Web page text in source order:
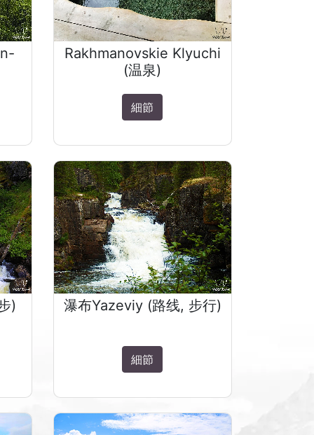
Rakhmanovskie Klyuchi
(温泉)
細節
) 瀑布Yazeviy (路线, 步行)
細節